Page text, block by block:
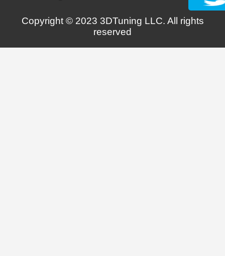
Copyright © 2023 3DTuning LLC. All rights
reserved